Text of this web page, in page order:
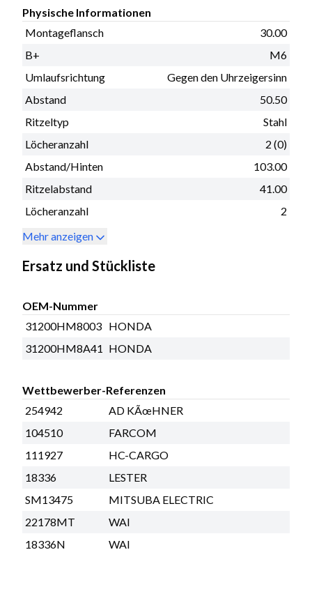
Physische Informationen
Montageflansch
30.00
B+
M6
Umlaufsrichtung
Gegen den Uhrzeigersinn
Abstand
50.50
Ritzeltyp
Stahl
Löcheranzahl
2 (0)
Abstand/Hinten
103.00
Ritzelabstand
41.00
Löcheranzahl
2
Mehr anzeigen
Ersatz und Stückliste
OEM-Nummer
31200HM8003 HONDA
31200HM8A41 HONDA
Wettbewerber-Referenzen
254942
AD KÃœHNER
104510
FARCOM
111927
HC-CARGO
18336
LESTER
SM13475
MITSUBA ELECTRIC
22178MT
WAI
18336N
WAI